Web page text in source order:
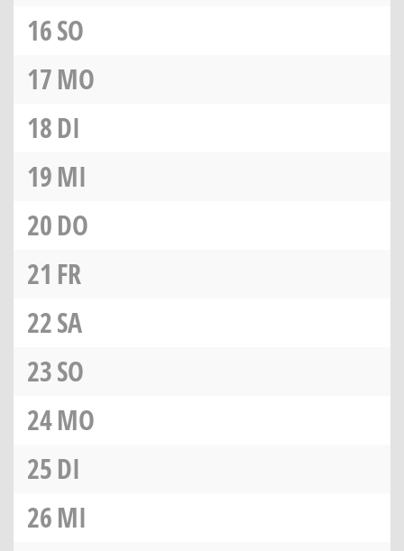
16SO
17MO
18DI
19MI
20DO
21 FR
22SA
23SO
24MO
25DI
26MI